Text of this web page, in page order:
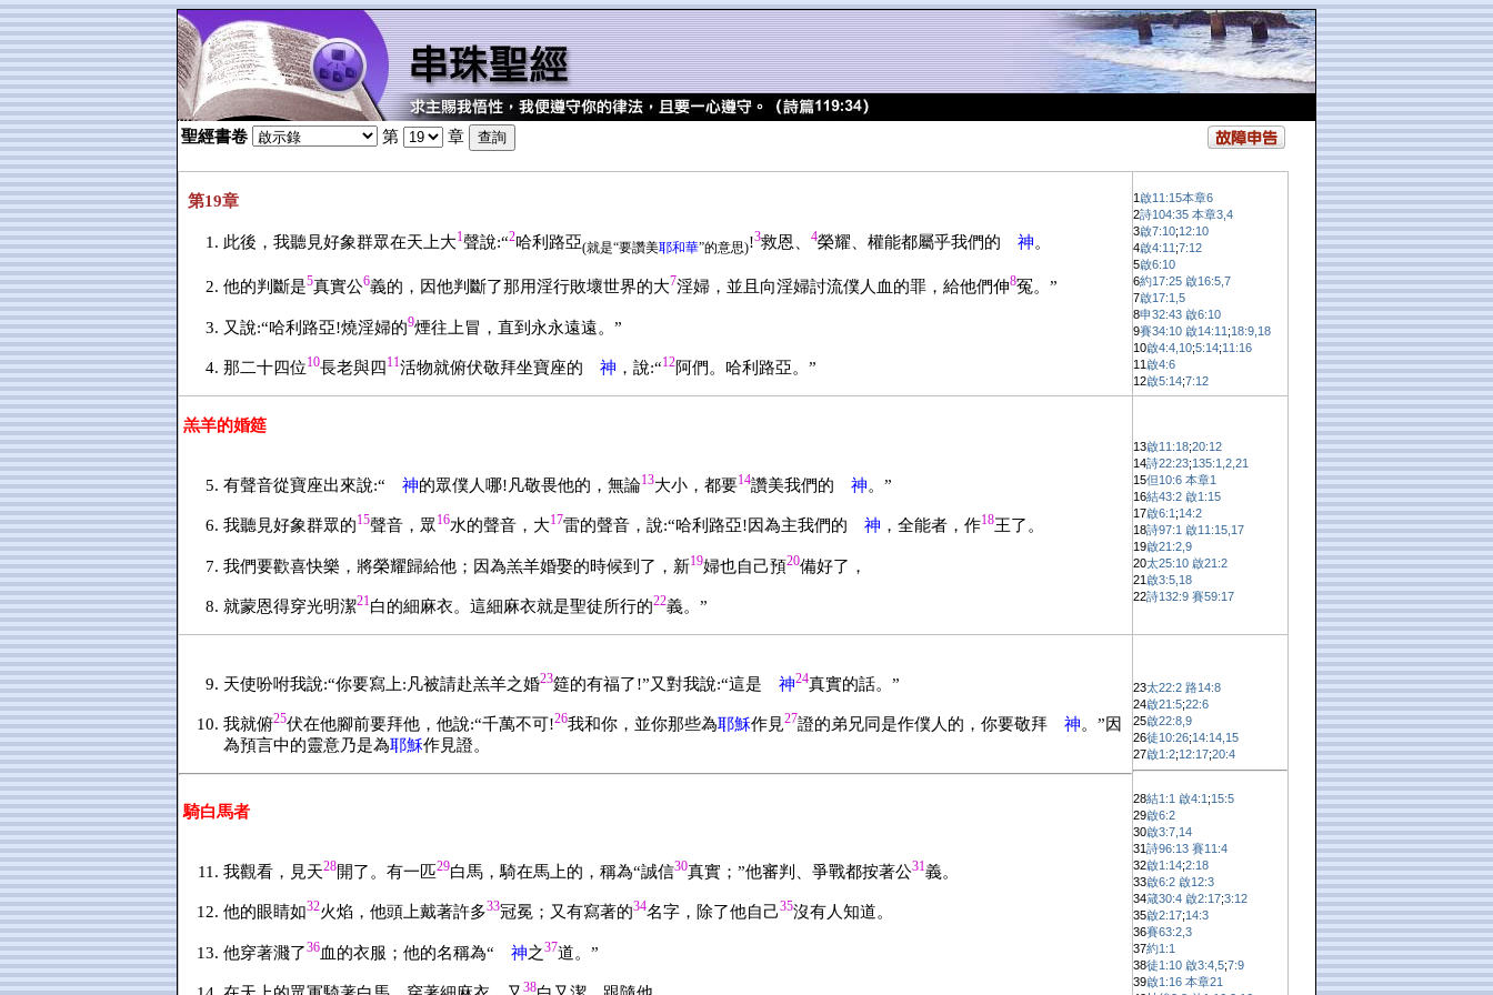
聖經書卷 第 章
第19章
此後，我聽見好象群眾在天上大1聲說:“2哈利路亞(就是“要讚美耶和華”的意思)!3救恩、 4榮耀、權能都屬乎我們的 神。
他的判斷是5真實公6義的，因他判斷了那用淫行敗壞世界的大7淫婦，並且向淫婦討流僕人血的罪，給他們伸8冤。”
又說:“哈利路亞!燒淫婦的9煙往上冒，直到永永遠遠。”
那二十四位10長老與四 11活物就俯伏敬拜坐寶座的 神 ，說:“12阿們。哈利路亞。”
1 啟11:15本章6
2詩104:35 本章3,4
3啟7:10;12:10
4啟4:11 ;7:12
5啟6:10
6約17:25 啟16:5,7
7啟17:1,5
8申32:43 啟6:10
9賽34:10 啟14:11 ;18:9,18
10啟4:4,10;5:14;11:16
11 啟4:6
12啟5:14;7:12
羔羊的婚筵
有聲音從寶座出來說:“ 神的眾僕人哪!凡敬畏他的，無論13大小，都要14讚美我們的 神。”
我聽見好象群眾的15聲音，眾 16水的聲音，大17雷的聲音，說:“哈利路亞!因為主我們的 神 ，全能者，作18王了。
我們要歡喜快樂，將榮耀歸給他；因為羔羊婚娶的時候到了，新19婦也自己預20備好了，
就蒙恩得穿光明潔21白的細麻衣。這細麻衣就是聖徒所行的22義。”
13啟11:18;20:12
14詩22:23;135:1,2,21
15但10:6 本章1
16結43:2 啟1:15
17啟6:1 ;14:2
18詩97:1 啟11:15,17
19啟21:2,9
20太25:10 啟21:2
21 啟3:5,18
22詩132:9 賽59:17
天使吩咐我說:“你要寫上:凡被請赴羔羊之婚23筵的有福了!”又對我說:“這是 神24真實的話。”
我就俯25伏在他腳前要拜他，他說:“千萬不可!26我和你，並你那些為耶穌作見27證的弟兄同是作僕人的，你要敬拜 神。”因
為預言中的靈意乃是為耶穌作見證。
騎白馬者
我觀看，見天28開了。有一匹29白馬，騎在馬上的，稱為“誠信30真實；”他審判、爭戰都按著公31義。
他的眼睛如32火焰，他頭上戴著許多33冠冕；又有寫著的34名字，除了他自己35沒有人知道。
他穿著濺了36血的衣服；他的名稱為“ 神之37道。”
38
23太22:2 路14:8
24啟21:5;22:6
25啟22:8,9
26徒10:26;14:14,15
27啟1:2;12:17;20:4
28結1:1 啟4:1 ;15:5
29啟6:2
30啟3:7,14
31詩96:13 賽11:4
32啟1:14;2:18
33啟6:2 啟12:3
34箴30:4 啟2:17;3:12
35啟2:17;14:3
36賽63:2,3
37約1:1
38徒1:10 啟3:4,5;7:9
39啟1:16 本章21